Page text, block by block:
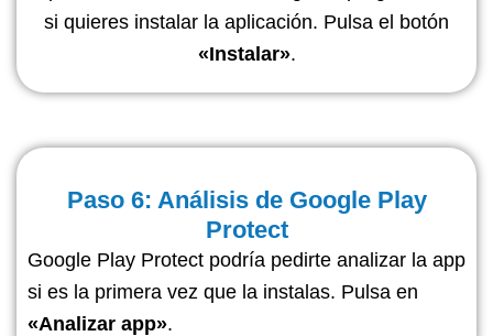
si quieres instalar la aplicación. Pulsa el botón
«Instalar».
Paso 6: Análisis de Google Play
Protect
Google Play Protect podría pedirte analizar la app
si es la primera vez que la instalas. Pulsa en
«Analizar app».